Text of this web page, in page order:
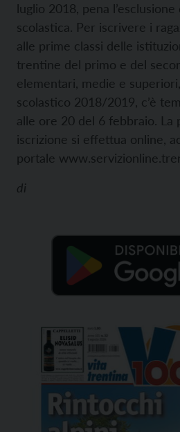
luglio 2018, pena
scolastica. Per iscrivere i
alle prime classi delle
trentine del primo e del
elementari, medie e
scolastico 2018/2019, c’è
alle ore 20 del 6 febbraio. La
iscrizione si effettua online,
portale
di